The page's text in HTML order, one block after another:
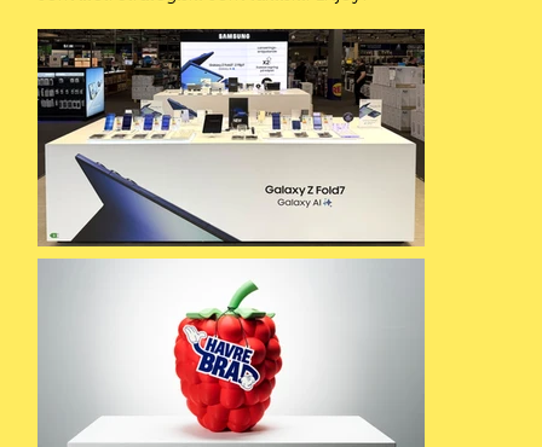
vägen
t – och är
över att